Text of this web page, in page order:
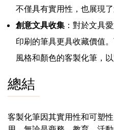
不僅具有實用性，也展現了
創意文具收集 ：對於文具
印刷的筆具更具收藏價值
風格和顏色的客製化筆，
總結
客製化筆因其實用性和可塑